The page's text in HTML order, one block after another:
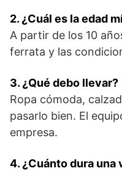
2. ¿Cuál es la edad
A partir de los 10
ferrata y las
3. ¿Qué debo llevar?
Ropa cómoda,
pasarlo bien. El
empresa.
4. ¿Cuánto dura una